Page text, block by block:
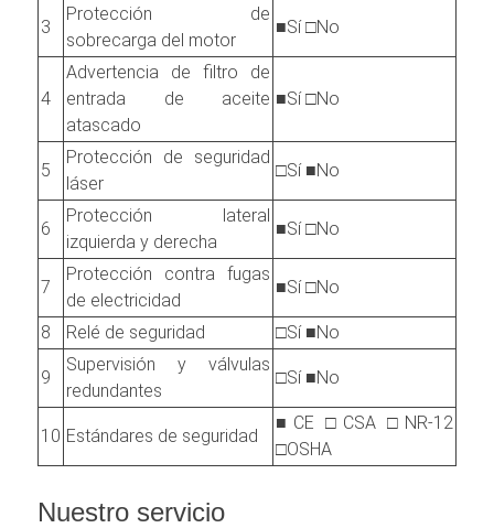
3
Protección de
sobrecarga del motor
■Sí □No
4
Advertencia de filtro de
entrada de aceite
atascado
■Sí □No
5
Protección de seguridad
láser
□Sí ■No
6
Protección lateral
izquierda y derecha
■Sí □No
7
Protección contra fugas
de electricidad
■Sí □No
8 Relé de seguridad □Sí ■No
9
Supervisión y válvulas
redundantes
□Sí ■No
10 Estándares de seguridad
■CE □CSA □NR-12
□OSHA
Nuestro servicio